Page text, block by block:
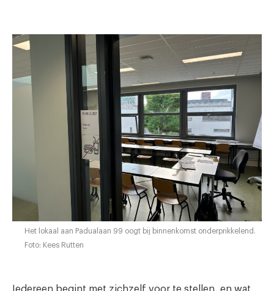
Het lokaal aan Padualaan 99 oogt bij binnenkomst onderprikkelend.
Foto: Kees Rutten